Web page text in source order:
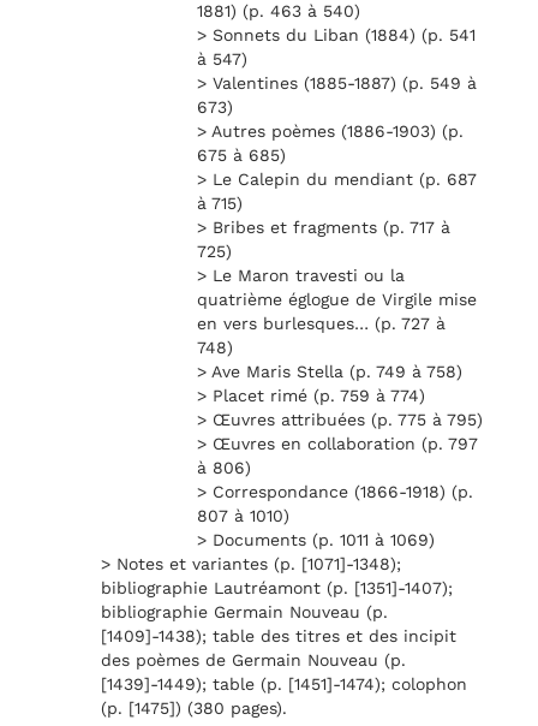
1881) (p. 463 à 540)
> Sonnets du Liban (1884) (p. 541
à 547)
> Valentines (1885-1887) (p. 549 à
673)
> Autres poèmes (1886-1903) (p.
675 à 685)
> Le Calepin du mendiant (p. 687
à 715)
> Bribes et fragments (p. 717 à
725)
> Le Maron travesti ou la
quatrième églogue de Virgile mise
en vers burlesques… (p. 727 à
748)
> Ave Maris Stella (p. 749 à 758)
> Placet rimé (p. 759 à 774)
> Œuvres attribuées (p. 775 à 795)
> Œuvres en collaboration (p. 797
à 806)
> Correspondance (1866-1918) (p.
807 à 1010)
> Documents (p. 1011 à 1069)
> Notes et variantes (p. [1071]-1348);
bibliographie Lautréamont (p. [1351]-1407);
bibliographie Germain Nouveau (p.
[1409]-1438); table des titres et des incipit
des poèmes de Germain Nouveau (p.
[1439]-1449); table (p. [1451]-1474); colophon
(p. [1475]) (380 pages).